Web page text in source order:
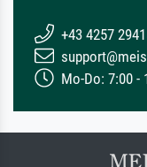
+43 4257
Mo-Do: 7:00 -